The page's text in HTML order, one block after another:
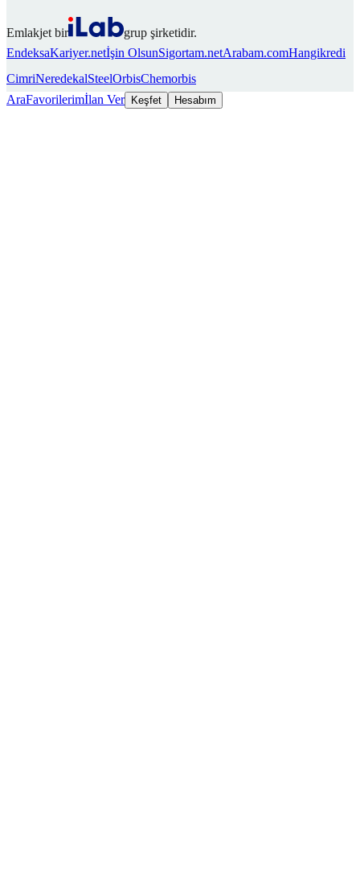
Emlakjet bir
grup şirketidir.
EndeksaKariyer.netİşin OlsunSigortam.netArabam.comHangikredi
CimriNeredekalSteelOrbisChemorbis
AraFavorilerimİlan Ver Keşfet Hesabım